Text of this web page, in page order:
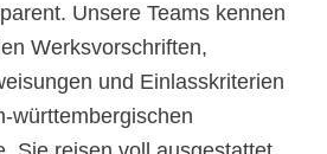
Unsere Teams kennen
Werksvorschriften,
und Einlasskriterien
württembergischen